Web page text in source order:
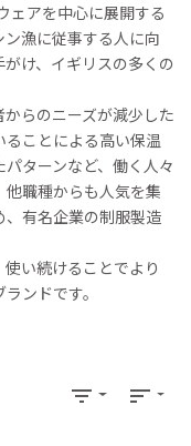
ェアを中心に展開する
漁に従事する人に向
け、イギリスの多くの
らのニーズが減少した
ことによる高い保温
ターンなど、働く人々
職種からも人気を集
有名企業の制服製造
い続けることでより
ンドです。
filter_list sort